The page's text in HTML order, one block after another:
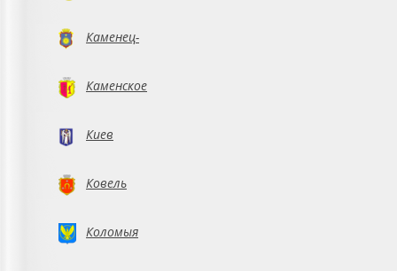
Каменец-
Каменское
Киев
Ковель
Коломыя